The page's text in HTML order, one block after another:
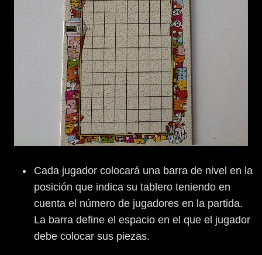
Cada jugador colocará una barra de nivel en la
posición que indica su tablero teniendo en
cuenta el número de jugadores en la partida.
La barra define el espacio en el que el jugador
debe colocar sus piezas.